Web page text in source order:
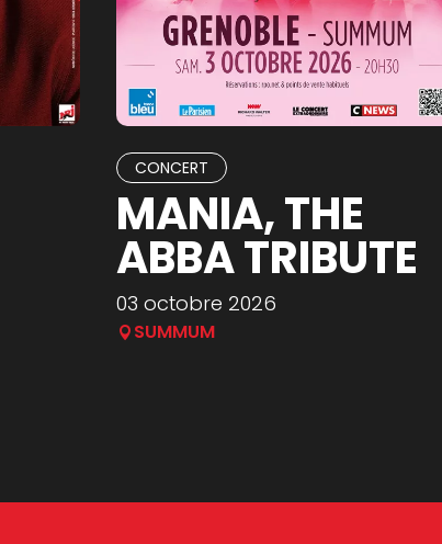
CONCERT
MANIA, THE
ABBA TRIBUTE
03 octobre 2026
SUMMUM